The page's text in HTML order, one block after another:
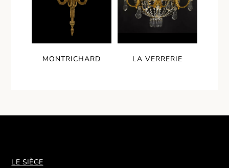
MONTRICHARD LA VERRERIE
LE SIÈGE